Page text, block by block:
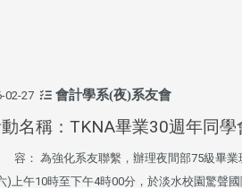
02-27 會計學系(夜)系友會
名稱：TKNA畢業30週年同學
為強化系友聯繫，辦理夜間部75級畢業班
)上午10時至下午4時00分，於淡水校園驚聲